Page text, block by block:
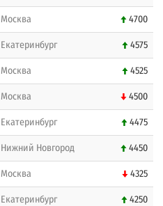
Москва 4700
Екатеринбург 4575
Москва 4525
Москва 4500
Екатеринбург 4475
Нижний Новгород 4450
Москва 4325
Екатеринбург 4250